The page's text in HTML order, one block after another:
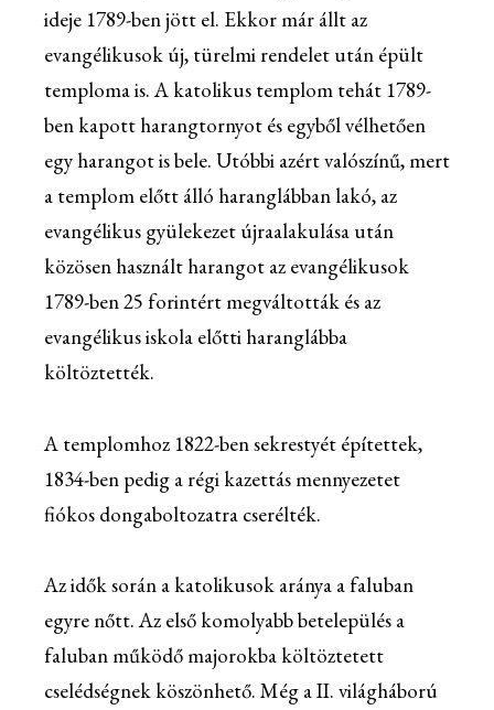
ideje 1789-ben jött el. Ekkor már állt az
evangélikusok új, türelmi rendelet után épült
temploma is. A katolikus templom tehát 1789-
ben kapott harangtornyot és egyből vélhetően
egy harangot is bele. Utóbbi azért valószínű, mert
a templom előtt álló haranglábban lakó, az
evangélikus gyülekezet újraalakulása után
közösen használt harangot az evangélikusok
1789-ben 25 forintért megváltották és az
evangélikus iskola előtti haranglábba
költöztették.
A templomhoz 1822-ben sekrestyét építettek,
1834-ben pedig a régi kazettás mennyezetet
fiókos dongaboltozatra cserélték.
Az idők során a katolikusok aránya a faluban
egyre nőtt. Az első komolyabb betelepülés a
faluban működő majorokba költöztetett
cselédségnek köszönhető. Még a II. világháború